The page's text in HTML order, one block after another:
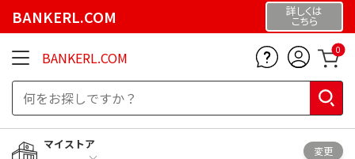
BANKERL.COM 詳しくは
こちら
BANKERL.COM 0
マイストア
変更